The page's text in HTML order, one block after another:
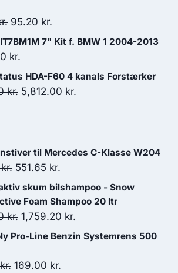
Den
oprindelige
pris
119.00 kr..
95.20 kr.
aktuelle
95.20 kr..
7" Kit f. BMW 1 2004-2013
kr.
HDA-F60 4 kanals Forstærker
kr. Den
6,199.00 kr..
5,812.00 kr.
5,812.00 kr..
til Mercedes C-Klasse W204
kr. Den
oprindelige
pris
var:
649.00 kr..
551.65 kr.
aktuelle
pris
er:
551.65 kr..
skum bilshampoo - Snow
Foam Shampoo 20 ltr
kr. Den
oprindelige
var:
1,759.20 kr.
aktuelle
Pro-Line Benzin Systemrens 500
kr. Den
169.00 kr.